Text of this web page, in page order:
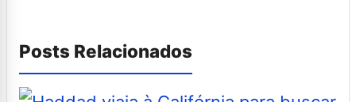
Posts Relacionados